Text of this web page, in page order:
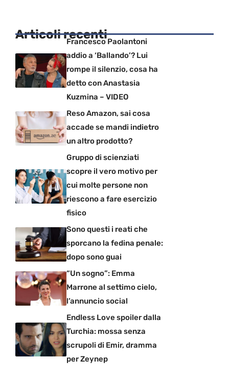
Articoli recentiFrancesco Paolantoni
addio a ‘Ballando’? Lui
rompe il silenzio, cosa ha
detto con Anastasia
Kuzmina – VIDEO
Reso Amazon, sai cosa
accade se mandi indietro
un altro prodotto?
Gruppo di scienziati
scopre il vero motivo per
cui molte persone non
riescono a fare esercizio
fisico
Sono questi i reati che
sporcano la fedina penale:
dopo sono guai
“Un sogno”: Emma
Marrone al settimo cielo,
l’annuncio social
Endless Love spoiler dalla
Turchia: mossa senza
scrupoli di Emir, dramma
per Zeynep